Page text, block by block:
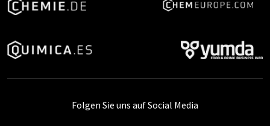
Folgen Sie uns auf Social Media